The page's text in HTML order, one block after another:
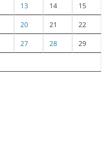
13 14 15
20 21 22
27 28 29